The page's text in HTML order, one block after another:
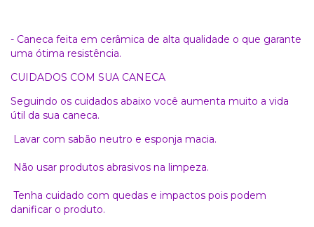
- Caneca feita em cerâmica de alta qualidade o que garante
uma ótima resistência.
CUIDADOS COM SUA CANECA
Seguindo os cuidados abaixo você aumenta muito a vida
útil da sua caneca.
Lavar com sabão neutro e esponja macia.
Não usar produtos abrasivos na limpeza.
Tenha cuidado com quedas e impactos pois podem
danificar o produto.